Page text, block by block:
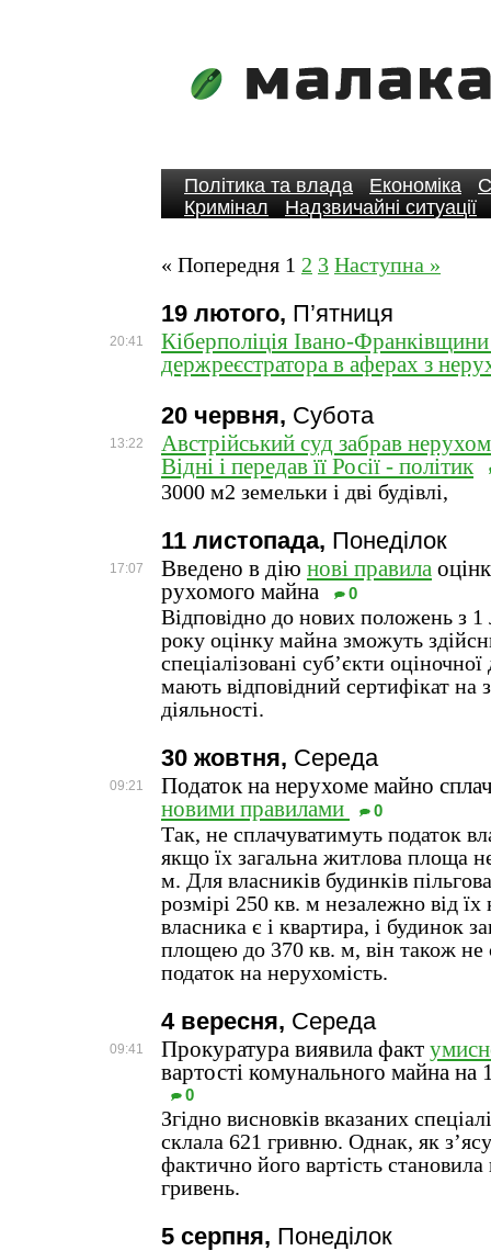
Політика та влада Економіка
Кримінал
Надзвичайні ситуації
« Попередня 1 2 3 Наступна »
19 лютого, П’ятниця
20:41
Кіберполіція Івано-
держреєстратора в аферах з
20 червня, Субота
13:22
Австрійський суд забрав
Відні і передав її Росії - політик
3000 м2 земельки і дві будівлі,
11 листопада, Понеділок
17:07 Введено в дію нові правила
рухомого майна
0
Відповідно до нових положень з 1
року оцінку майна зможуть
спеціалізовані суб’єкти оціночної
мають відповідний сертифікат на
діяльності.
30 жовтня, Середа
09:21
Податок на нерухоме майно
новими правилами
0
Так, не сплачуватимуть податок
якщо їх загальна житлова площа
м. Для власників будинків
розмірі 250 кв. м незалежно від їх
власника є і квартира, і будинок
площею до 370 кв. м, він також не
податок на нерухомість.
4 вересня, Середа
09:41 Прокуратура виявила факт
вартості комунального майна на
0
Згідно висновків вказаних
склала 621 гривню. Однак, як
фактично його вартість становила
гривень.
5 серпня, Понеділок